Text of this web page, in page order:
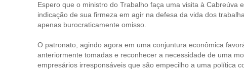
Espero que o ministro do Trabalho faça uma visita à Cabreúva
indicação de sua firmeza em agir na defesa da vida dos
apenas burocraticamente omisso.
O patronato, agindo agora em uma conjuntura econômica
anteriormente tomadas e reconhecer a necessidade de uma
empresários irresponsáveis que são empecilho a uma política